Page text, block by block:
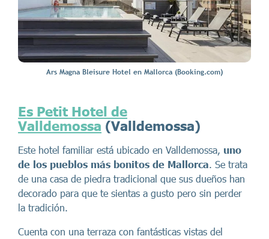
Ars Magna Bleisure Hotel en Mallorca (Booking.com)
Es Petit Hotel de
Valldemossa (Valldemossa)
Este hotel familiar está ubicado en Valldemossa, uno
de los pueblos más bonitos de Mallorca. Se trata
de una casa de piedra tradicional que sus dueños han
decorado para que te sientas a gusto pero sin perder
la tradición.
Cuenta con una terraza con fantásticas vistas del